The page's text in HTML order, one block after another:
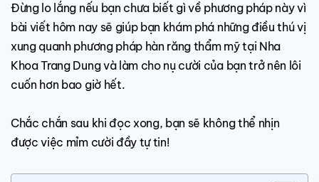
Đừng lo lắng nếu bạn chưa biết gì về phương pháp này vì
bài viết hôm nay sẽ giúp bạn khám phá những điều thú vị
xung quanh phương pháp hàn răng thẩm mỹ tại Nha
Khoa Trang Dung và làm cho nụ cười của bạn trở nên lôi
cuốn hơn bao giờ hết.
Chắc chắn sau khi đọc xong, bạn sẽ không thể nhịn
được việc mỉm cười đầy tự tin!